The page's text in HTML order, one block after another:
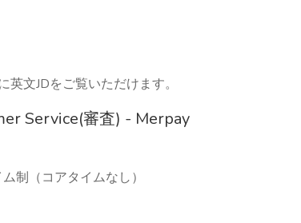
英文JDをご覧いただけます。
Service(審査) - Merpay
制（コアタイムなし）